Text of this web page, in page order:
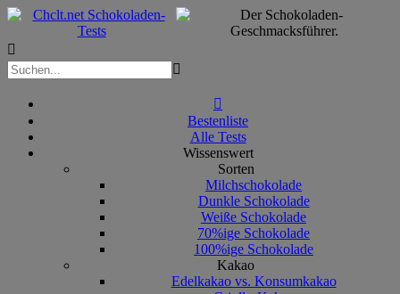



Bestenliste
Alle Tests
Wissenswert
Sorten
Milchschokolade
Dunkle Schokolade
Weiße Schokolade
70%ige Schokolade
100%ige Schokolade
Kakao
Edelkakao vs. Konsumkakao